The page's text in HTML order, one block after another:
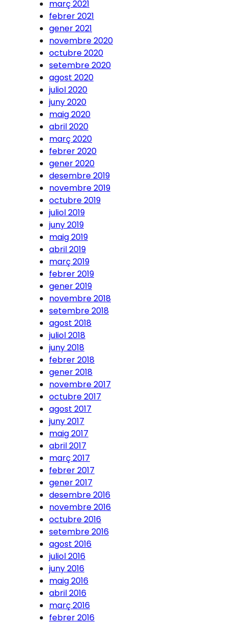
març 2021
febrer 2021
gener 2021
novembre 2020
octubre 2020
setembre 2020
agost 2020
juliol 2020
juny 2020
maig 2020
abril 2020
març 2020
febrer 2020
gener 2020
desembre 2019
novembre 2019
octubre 2019
juliol 2019
juny 2019
maig 2019
abril 2019
març 2019
febrer 2019
gener 2019
novembre 2018
setembre 2018
agost 2018
juliol 2018
juny 2018
febrer 2018
gener 2018
novembre 2017
octubre 2017
agost 2017
juny 2017
maig 2017
abril 2017
març 2017
febrer 2017
gener 2017
desembre 2016
novembre 2016
octubre 2016
setembre 2016
agost 2016
juliol 2016
juny 2016
maig 2016
abril 2016
març 2016
febrer 2016